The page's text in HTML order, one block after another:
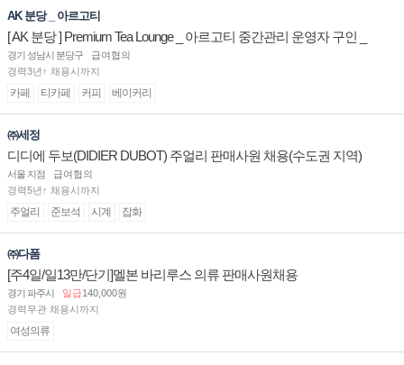
AK 분당 _ 아르고티
[ AK 분당 ] Premium Tea Lounge _ 아르고티 중간관리 운영자 구인 _
경기 성남시 분당구
급여협의
경력3년↑ 채용시까지
카페 티카페 커피 베이커리
㈜세정
디디에 두보(DIDIER DUBOT) 주얼리 판매사원 채용(수도권 지역)
서울 지점
급여협의
경력5년↑ 채용시까지
주얼리 준보석 시계 잡화
㈜다폼
[주4일/일13만/단기]멜본 바리루스 의류 판매사원채용
경기 파주시 일급140,000원
경력무관 채용시까지
여성의류